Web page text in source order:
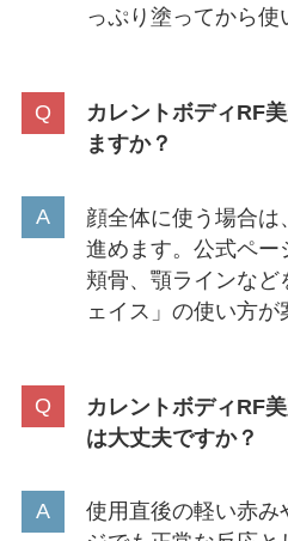
っぷり塗ってから使
カレントボディRF
ますか？
顔全体に使う場合は
進めます。公式ペー
頬骨、顎ラインなど
ェイス」の使い方が
カレントボディRF
は大丈夫ですか？
使用直後の軽い赤み